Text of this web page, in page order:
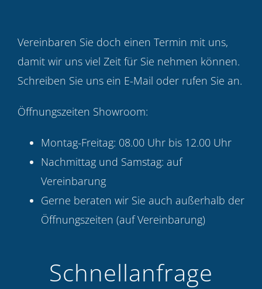
Vereinbaren Sie doch einen Termin mit uns,
damit wir uns viel Zeit für Sie nehmen können.
Schreiben Sie uns ein E-Mail oder rufen Sie an.
Öffnungszeiten Showroom:
Montag-Freitag: 08.00 Uhr bis 12.00 Uhr
Nachmittag und Samstag: auf
Vereinbarung
Gerne beraten wir Sie auch außerhalb der
Öffnungszeiten (auf Vereinbarung)
Schnellanfrage